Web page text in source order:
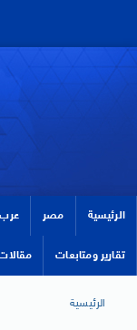
الرئيسية مصر عرب
تقارير ومتابعات
الرئيسية